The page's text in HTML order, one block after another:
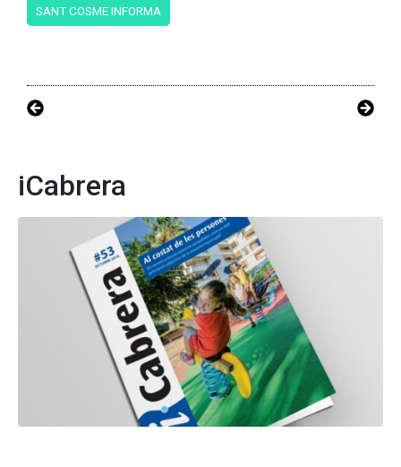
SANT COSME INFORMA
iCabrera